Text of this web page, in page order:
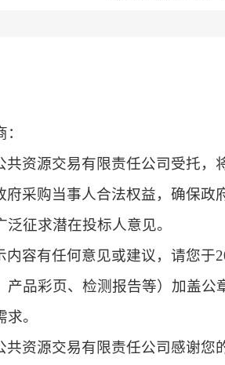
共资源交易有限责任公司受托，
府采购当事人合法权益，确保
泛征求潜在投标人意见。
内容有任何意见或建议，请您于
产品彩页、检测报告等）加盖公
。
共资源交易有限责任公司感谢您